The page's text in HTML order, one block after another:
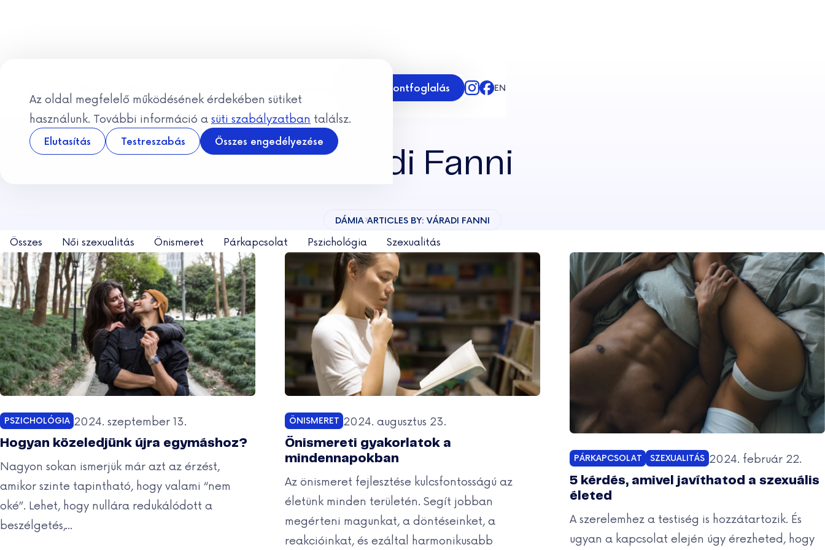
Az oldal megfelelő működésének érdekében sütiket
használunk. További információ asüti szabályzatban találsz.
Elutasítás Testreszabás Összes engedélyezése
Cégeknek Rólunk Áraink Blog Időpontfoglalás EN
Váradi Fanni
DÁMIA ARTICLES BY: VÁRADI FANNI
Összes Női szexualitás Önismeret Párkapcsolat Pszichológia Szexualitás
Kategóriák:
PSZICHOLÓGIA Közzétéve:
2024. szeptember 13.
Hogyan közeledjünk újra egymáshoz?
Nagyon sokan ismerjük már azt az érzést,
amikor szinte tapintható, hogy valami “nem
oké”. Lehet, hogy nullára redukálódott a
beszélgetés,...
Kategóriák:
ÖNISMERET Közzétéve:
2024. augusztus 23.
Önismereti gyakorlatok a
mindennapokban
Az önismeret fejlesztése kulcsfontosságú az
életünk minden területén. Segít jobban
megérteni magunkat, a döntéseinket, a
reakcióinkat, és ezáltal harmonikusabb
Kategóriák:
PÁRKAPCSOLAT SZEXUALITÁS Közzétéve:
2024. február 22.
5 kérdés, amivel javíthatod a szexuális
életed
A szerelemhez a testiség is hozzátartozik. És
ugyan a kapcsolat elején úgy érezheted, hogy